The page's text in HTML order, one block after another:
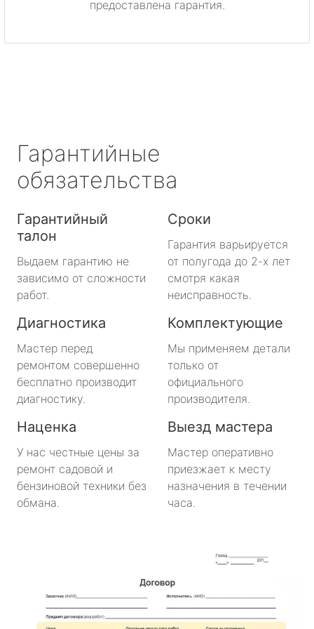
метро Нагорная
метро Молодежная
метро Преображенская площадь
метро Нахимовский Проспект
метро Коломенская
метро Парк Культуры
метро Пролетарская
метро Маяковская
предоставлена гарантия.
Гарантийные
обязательства
Гарантийный
талон
Выдаем гарантию не
зависимо от сложности
работ.
Сроки
Гарантия варьируется
от полугода до 2-х лет
смотря какая
неисправность.
Диагностика
Мастер перед
ремонтом совершенно
бесплатно производит
диагностику.
Комплектующие
Мы применяем детали
только от
официального
производителя.
Наценка
У нас честные цены за
ремонт садовой и
бензиновой техники без
обмана.
Выезд мастера
Мастер оперативно
приезжает к месту
назначения в течении
часа.